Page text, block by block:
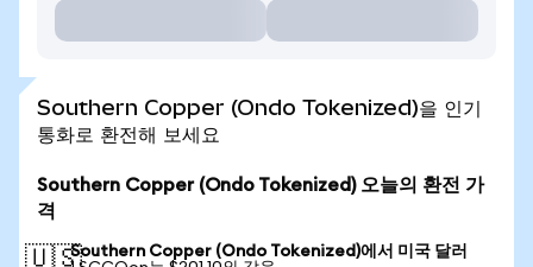
Southern Copper (Ondo Tokenized)을 인기
통화로 환전해 보세요
Southern Copper (Ondo Tokenized) 오늘의 환전 가
격
🇺🇸Southern Copper (Ondo Tokenized)에서 미국 달러